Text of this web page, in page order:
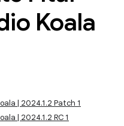
Koala
| 2024.1.2 Patch 1
| 2024.1.2 RC 1